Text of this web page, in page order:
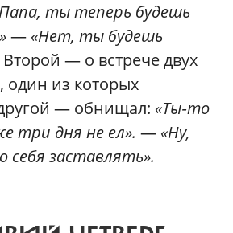
ты теперь будешь
— «Нет, ты будешь
Второй — о встрече двух
один из которых
— обнищал: «Ты‑то
три дня не ел». — «Ну,
заставлять».